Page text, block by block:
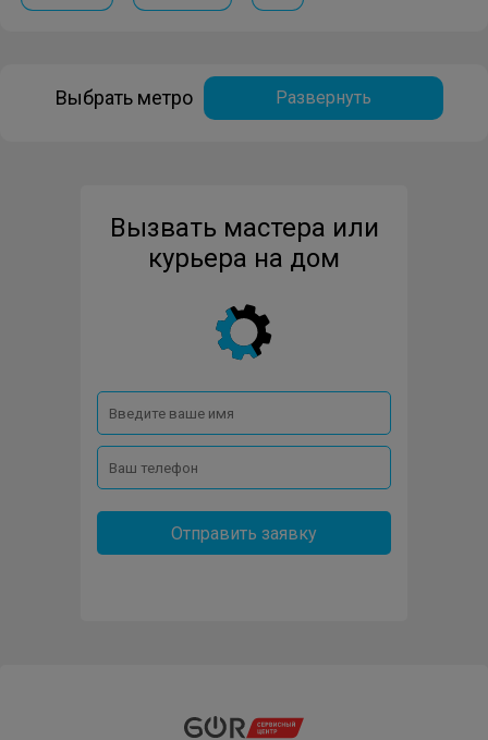
Выбрать метро Развернуть
Вызвать мастера или
курьера на дом
Отправить заявку